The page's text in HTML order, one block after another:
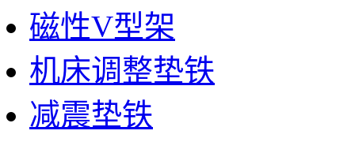
磁性V型架
机床调整垫铁
减震垫铁